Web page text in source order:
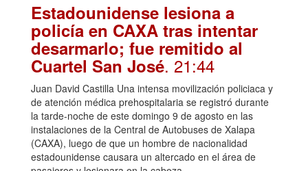
Estadounidense lesiona a
policía en CAXA tras intentar
desarmarlo; fue remitido al
Cuartel San José. 21:44
Juan David Castilla Una intensa movilización policiaca y
de atención médica prehospitalaria se registró durante
la tarde-noche de este domingo 9 de agosto en las
instalaciones de la Central de Autobuses de Xalapa
(CAXA), luego de que un hombre de nacionalidad
estadounidense causara un altercado en el área de